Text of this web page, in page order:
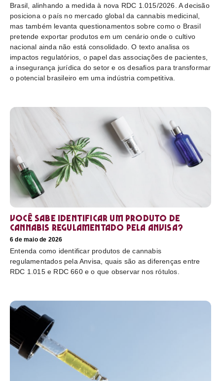
Brasil, alinhando a medida à nova RDC 1.015/2026. A decisão
posiciona o país no mercado global da cannabis medicinal,
mas também levanta questionamentos sobre como o Brasil
pretende exportar produtos em um cenário onde o cultivo
nacional ainda não está consolidado. O texto analisa os
impactos regulatórios, o papel das associações de pacientes,
a insegurança jurídica do setor e os desafios para transformar
o potencial brasileiro em uma indústria competitiva.
Você sabe identificar um produto de
cannabis regulamentado pela Anvisa?
6 de maio de 2026
Entenda como identificar produtos de cannabis
regulamentados pela Anvisa, quais são as diferenças entre
RDC 1.015 e RDC 660 e o que observar nos rótulos.